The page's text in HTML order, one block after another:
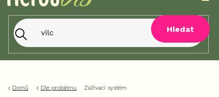
Hledat
Domů Dle problému Zažívací systém